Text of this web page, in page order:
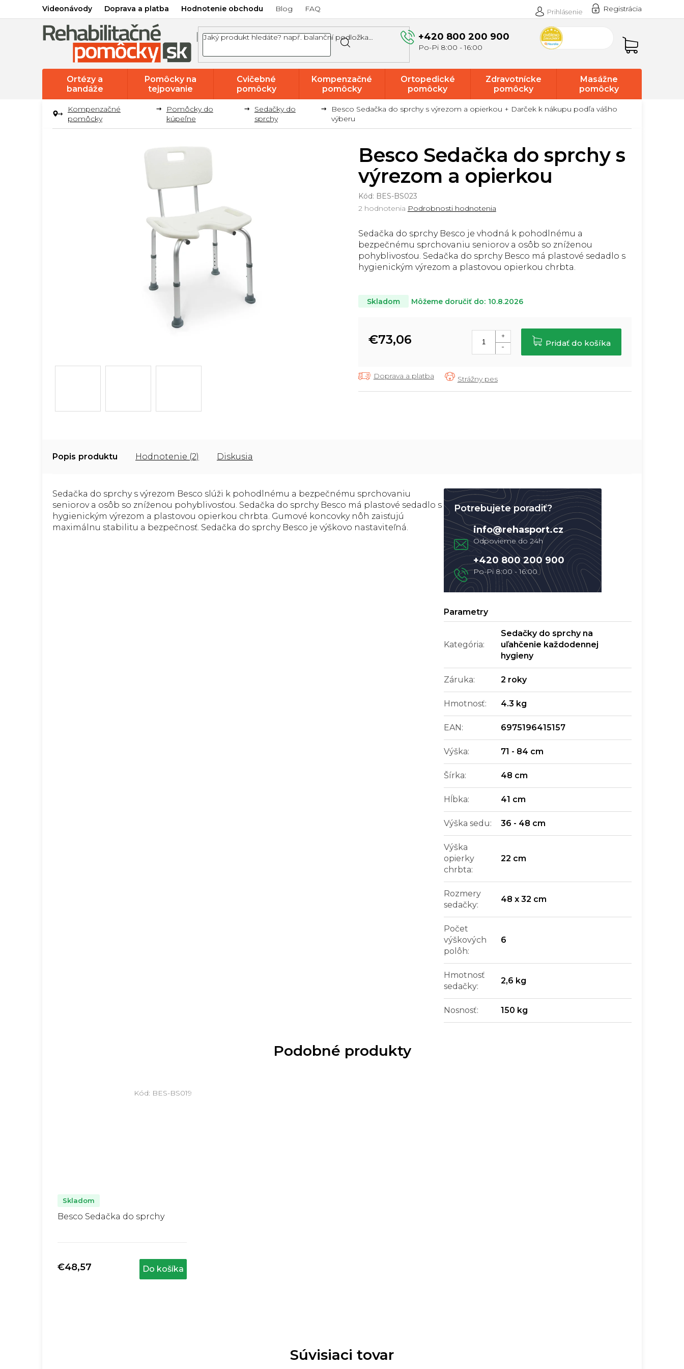
Videonávody Doprava a platba Hodnotenie obchodu Blog FAQ Registrácia
Prihlásenie
+420 800 200 900
Nákupný
košík
Ortézy a
bandáže
Pomôcky na
tejpovanie
Cvičebné
pomôcky
Kompenzačné
pomôcky
Ortopedické
pomôcky
Zdravotnícke
pomôcky
Masážne
pomôcky
Akcie a
výpredaj
Kompenzačné
pomôcky
Pomôcky do
kúpeľne
Sedačky do
sprchy
Besco Sedačka do sprchy s výrezom a opierkou + Darček k nákupu podľa vášho
výberu
Skladom Môžeme doručiť do: 10.8.2026
€73,06 Pridať do košíka
Sedačka do sprchy Besco je vhodná k pohodlnému a
bezpečnému sprchovaniu seniorov a osôb so zníženou
pohyblivosťou. Sedačka do sprchy Besco má plastové sedadlo s
hygienickým výrezom a plastovou opierkou chrbta.
Besco Sedačka do sprchy s
výrezom a opierkou
Kód: BES-BS023
Priemerné
je
5,0
z
5
2 hodnotenia Podrobnosti hodnotenia
Doprava a platba
Súvisiaci tovar
Popis Hodnotenie (2) Diskusia
Sedačka do sprchy s výrezom Besco slúži k pohodlnému a bezpečnému sprchovaniu
seniorov a osôb so zníženou pohyblivosťou. Sedačka do sprchy Besco má plastové sedadlo s
hygienickým výrezom a plastovou opierkou chrbta. Gumové koncovky nôh zaisťujú
maximálnu stabilitu a bezpečnosť. Sedačka do sprchy Besco je výškovo nastaviteľná.
Potrebujete poradiť?
info@rehasport.cz
+420 800 200 900
Kategória:
Sedačky do sprchy na
uľahčenie každodennej
hygieny
Záruka: 2 roky
Hmotnosť: 4.3 kg
EAN: 6975196415157
Výška: 71 - 84 cm
Šírka: 48 cm
Hĺbka: 41 cm
Výška sedu: 36 - 48 cm
Výška
opierky
chrbta:
22 cm
Rozmery
sedačky:
48 x 32 cm
Počet
výškových
polôh:
6
Hmotnosť
sedačky:
2,6 kg
Nosnosť: 150 kg
Podobné produkty
Besco Sedačka do sprchy
produktu
je
Skladom
€48,57 Do košíka
Kód: BES-BS019